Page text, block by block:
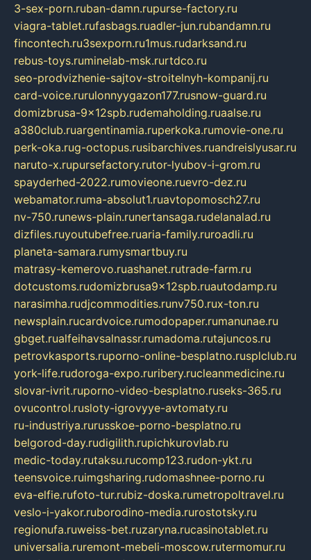
3-sex-porn.ruban-damn.rupurse-factory.ru
viagra-tablet.rufasbags.ruadler-jun.rubandamn.ru
fincontech.ru3sexporn.ru1mus.rudarksand.ru
rebus-toys.ruminelab-msk.rurtdco.ru
seo-prodvizhenie-sajtov-stroitelnyh-kompanij.ru
card-voice.rurulonnyygazon177.rusnow-guard.ru
domizbrusa-9x12spb.rudemaholding.ruaalse.ru
a380club.ruargentinamia.ruperkoka.rumovie-one.ru
perk-oka.rug-octopus.rusibarchives.ruandreislyusar.ru
naruto-x.rupursefactory.rutor-lyubov-i-grom.ru
spayderhed-2022.rumovieone.ruevro-dez.ru
webamator.ruma-absolut1.ruavtopomosch27.ru
nv-750.runews-plain.runertansaga.rudelanalad.ru
dizfiles.ruyoutubefree.ruaria-family.ruroadli.ru
planeta-samara.rumysmartbuy.ru
matrasy-kemerovo.ruashanet.rutrade-farm.ru
dotcustoms.rudomizbrusa9x12spb.ruautodamp.ru
narasimha.rudjcommodities.runv750.rux-ton.ru
newsplain.rucardvoice.rumodopaper.rumanunae.ru
gbget.rualfeihavsalnassr.rumadoma.rutajuncos.ru
petrovkasports.ruporno-online-besplatno.rusplclub.ru
york-life.rudoroga-expo.ruribery.rucleanmedicine.ru
slovar-ivrit.ruporno-video-besplatno.ruseks-365.ru
ovucontrol.rusloty-igrovyye-avtomaty.ru
ru-industriya.rurusskoe-porno-besplatno.ru
belgorod-day.rudigilith.rupichkurovlab.ru
medic-today.rutaksu.rucomp123.rudon-ykt.ru
teensvoice.ruimgsharing.rudomashnee-porno.ru
eva-elfie.rufoto-tur.rubiz-doska.rumetropoltravel.ru
veslo-i-yakor.ruborodino-media.rurostotsky.ru
regionufa.ruweiss-bet.ruzaryna.rucasinotablet.ru
universalia.ruremont-mebeli-moscow.rutermomur.ru